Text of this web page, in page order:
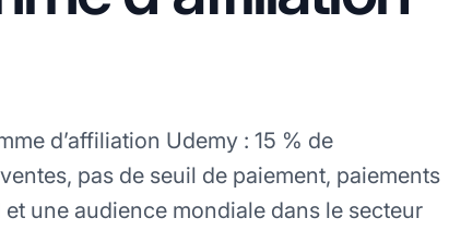
d’affiliation Udemy : 15 % de
pas de seuil de paiement, paiements
une audience mondiale dans le secteur